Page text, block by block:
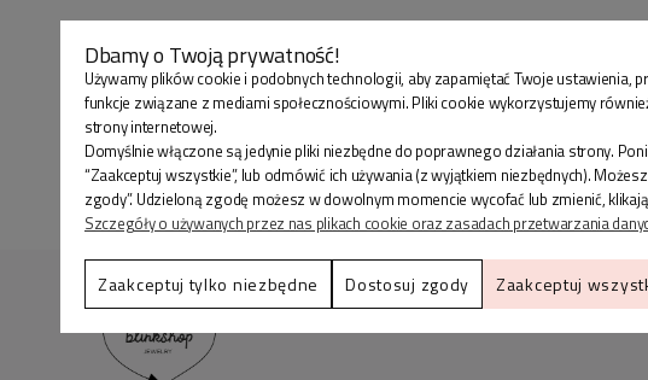
Dbamy o Twoją prywatność!
Używamy plików cookie i podobnych technologii, aby zapamiętać Twoje
funkcje związane z mediami społecznościowymi. Pliki cookie wykorzystujemy
strony internetowej.
Domyślnie włączone są jedynie pliki niezbędne do poprawnego działania strony.
“Zaakceptuj wszystkie”, lub odmówić ich używania (z wyjątkiem niezbędnych).
zgody”. Udzieloną zgodę możesz w dowolnym momencie wycofać lub zmienić,
Szczegóły o używanych przez nas plikach cookie oraz zasadach przetwarzania
Zaakceptuj tylko niezbędne Dostosuj zgody Zaakceptuj